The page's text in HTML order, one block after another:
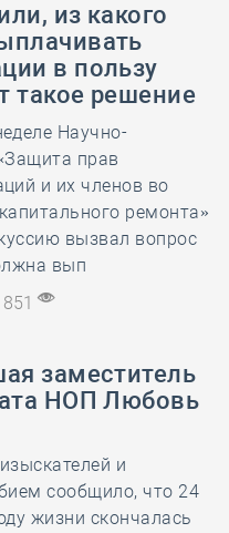
из какого
в пользу
такое решение
Научно-
прав
и их членов во
ремонта»
вызвал вопрос
вып
851
заместитель
НОП Любовь
и
сообщило, что 24
жизни скончалась